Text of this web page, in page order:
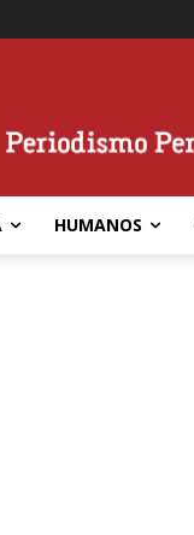
HUMANOS